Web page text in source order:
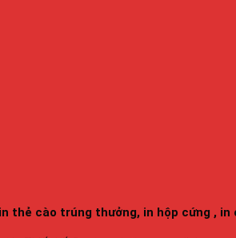
thẻ cào trúng thưởng, in hộp cứng ,